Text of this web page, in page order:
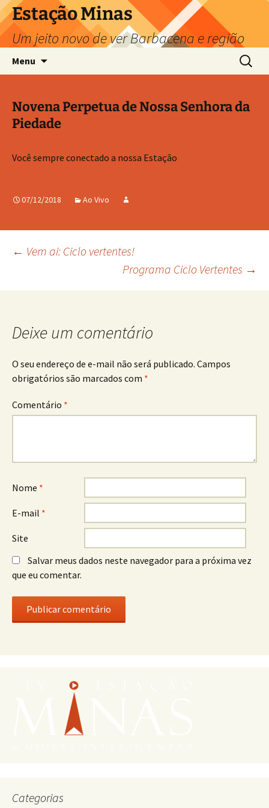
Pular
para
o
conteúdo
Estação Minas
Um jeito novo de ver Barbacena e região
Menu
por:
Novena Perpetua de Nossa Senhora da
Piedade
Você sempre conectado a nossa Estação
07/12/2018 Ao Vivo
Navegação
de
posts
← Vem ai: Ciclo vertentes!
Programa Ciclo Vertentes →
Deixe um comentário
O seu endereço de e-mail não será publicado. Campos
obrigatórios são marcados com *
Comentário *
Nome *
E-mail *
Site
Salvar meus dados neste navegador para a próxima vez
que eu comentar.
Categorias